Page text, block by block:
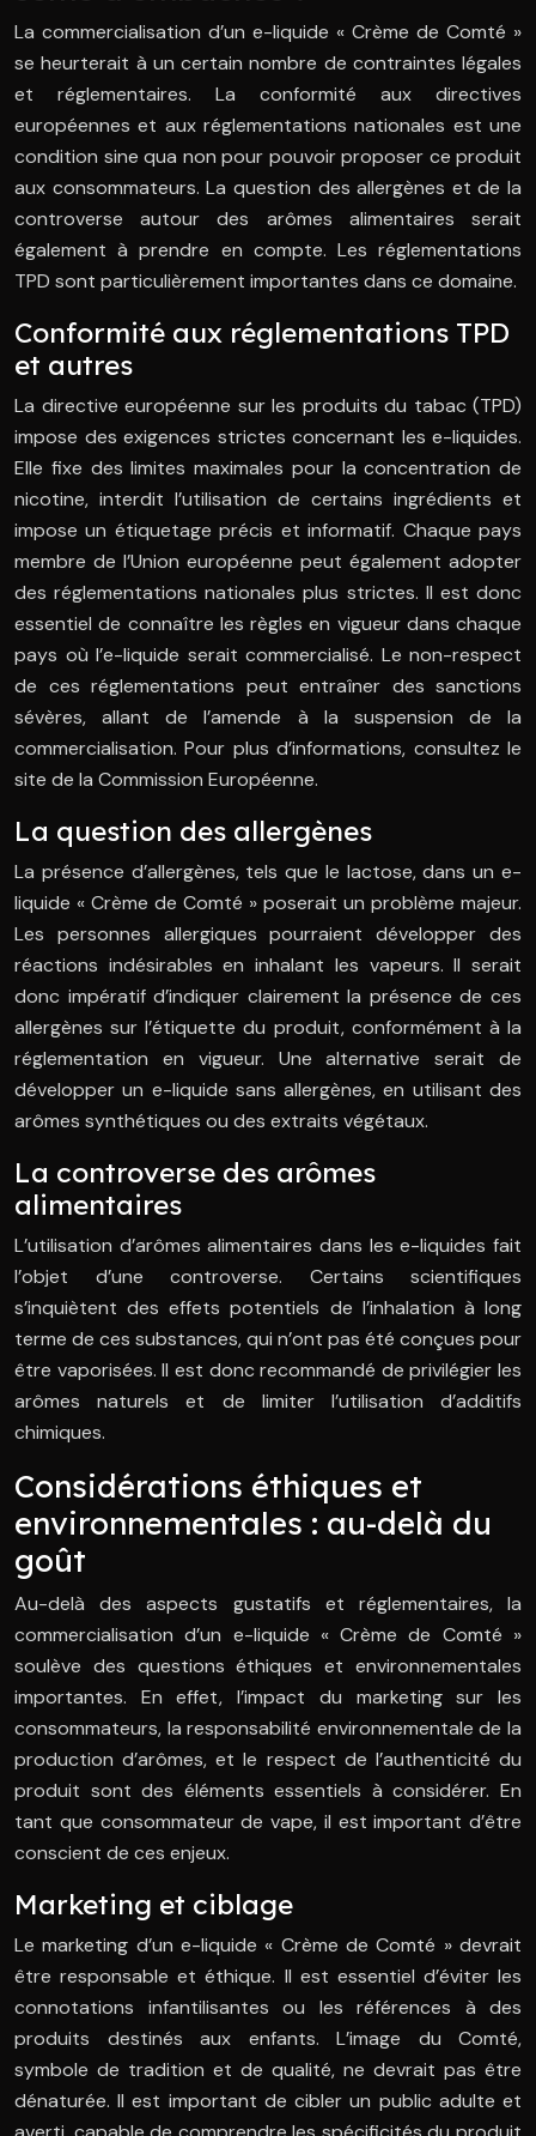
La commercialisation d’un e-liquide « Crème de Comté »
se heurterait à un certain nombre de contraintes légales
et réglementaires. La conformité aux directives
européennes et aux réglementations nationales est une
condition sine qua non pour pouvoir proposer ce produit
aux consommateurs. La question des allergènes et de la
controverse autour des arômes alimentaires serait
également à prendre en compte. Les réglementations
TPD sont particulièrement importantes dans ce domaine.
Conformité aux réglementations TPD
et autres
La directive européenne sur les produits du tabac (TPD)
impose des exigences strictes concernant les e-liquides.
Elle fixe des limites maximales pour la concentration de
nicotine, interdit l’utilisation de certains ingrédients et
impose un étiquetage précis et informatif. Chaque pays
membre de l’Union européenne peut également adopter
des réglementations nationales plus strictes. Il est donc
essentiel de connaître les règles en vigueur dans chaque
pays où l’e-liquide serait commercialisé. Le non-respect
de ces réglementations peut entraîner des sanctions
sévères, allant de l’amende à la suspension de la
commercialisation. Pour plus d’informations, consultez le
site de la Commission Européenne.
La question des allergènes
La présence d’allergènes, tels que le lactose, dans un e-
liquide « Crème de Comté » poserait un problème majeur.
Les personnes allergiques pourraient développer des
réactions indésirables en inhalant les vapeurs. Il serait
donc impératif d’indiquer clairement la présence de ces
allergènes sur l’étiquette du produit, conformément à la
réglementation en vigueur. Une alternative serait de
développer un e-liquide sans allergènes, en utilisant des
arômes synthétiques ou des extraits végétaux.
La controverse des arômes
alimentaires
L’utilisation d’arômes alimentaires dans les e-liquides fait
l’objet d’une controverse. Certains scientifiques
s’inquiètent des effets potentiels de l’inhalation à long
terme de ces substances, qui n’ont pas été conçues pour
être vaporisées. Il est donc recommandé de privilégier les
arômes naturels et de limiter l’utilisation d’additifs
chimiques.
Considérations éthiques et
environnementales : au-delà du
goût
Au-delà des aspects gustatifs et réglementaires, la
commercialisation d’un e-liquide « Crème de Comté »
soulève des questions éthiques et environnementales
importantes. En effet, l’impact du marketing sur les
consommateurs, la responsabilité environnementale de la
production d’arômes, et le respect de l’authenticité du
produit sont des éléments essentiels à considérer. En
tant que consommateur de vape, il est important d’être
conscient de ces enjeux.
Marketing et ciblage
Le marketing d’un e-liquide « Crème de Comté » devrait
être responsable et éthique. Il est essentiel d’éviter les
connotations infantilisantes ou les références à des
produits destinés aux enfants. L’image du Comté,
symbole de tradition et de qualité, ne devrait pas être
dénaturée. Il est important de cibler un public adulte et